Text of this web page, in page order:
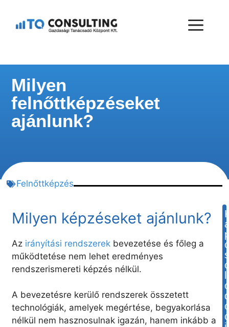
Milyen
felnőttképzéseket
ajánlunk?
Felnőttképzés
Milyen képzéseket ajánlunk?
Az irányítási rendszerek bevezetése és főleg a
működtetése nem lehet eredményes
rendszerismereti képzés nélkül.
A bevezetésre kerülő rendszerek összetett
technológiák, amelyek megértése, begyakorlása
nélkül nem hasznosulnak igazán, hanem inkább a